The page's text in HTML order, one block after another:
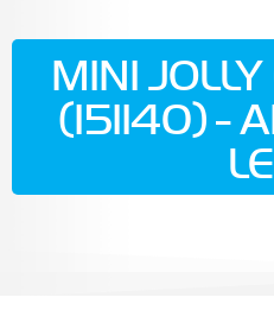
MINI
(151140) -